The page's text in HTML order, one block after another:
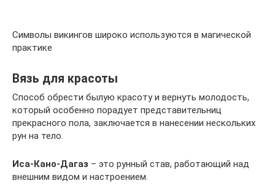
Символы викингов широко используются в магической
практике
Вязь для красоты
Способ обрести былую красоту и вернуть молодость,
который особенно порадует представительниц
прекрасного пола, заключается в нанесении нескольких
рун на тело.
Иса-Кано-Дагаз – это рунный став, работающий над
внешним видом и настроением.